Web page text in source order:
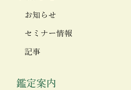
お知らせ
セミナー情報
記事
鑑定案内